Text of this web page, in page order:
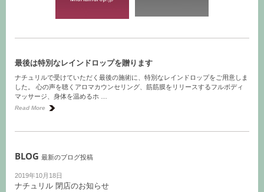
最後は特別なレインドロップを贈ります
ナチュリルで受けていただく最後の施術に、特別なレインドロップをご用意しま
した。 心の声を聴くアロマカウンセリング、筋筋膜をリリースするフルボディ
マッサージ、身体を温めるホ …
Read More
BLOG 最新のブログ投稿
2019年10月18日
ナチュリル 閉店のお知らせ